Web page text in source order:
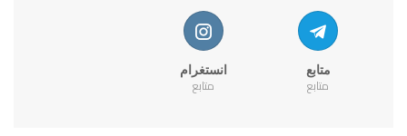
متابع
متابع
انستغرام
متابع